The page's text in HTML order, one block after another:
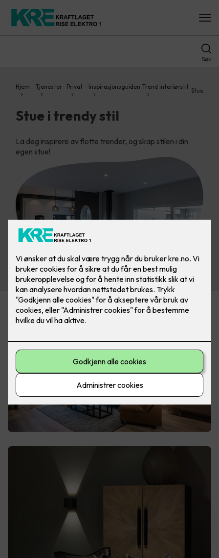
Søk
Hjem Tjenester Privat Inspirasjonsguiden Trend interiørstil
Stue
Stue i trendy stil
La deg inspirere av flotte trender, og skap stilen i din
egen stue!